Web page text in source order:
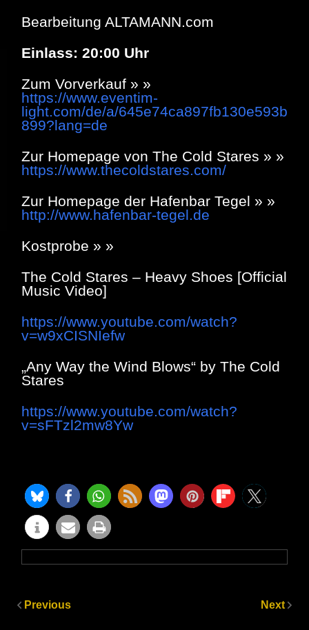
Bearbeitung ALTAMANN.com
Einlass: 20:00 Uhr
Zum Vorverkauf » »
https://www.eventim-
light.com/de/a/645e74ca897fb130e593b
899?lang=de
Zur Homepage von The Cold Stares » »
https://www.thecoldstares.com/
Zur Homepage der Hafenbar Tegel » »
http://www.hafenbar-tegel.de
Kostprobe » »
The Cold Stares – Heavy Shoes [Official
Music Video]
https://www.youtube.com/watch?
v=w9xCISNIefw
„Any Way the Wind Blows“ by The Cold
Stares
https://www.youtube.com/watch?
v=sFTzl2mw8Yw
Previous Next